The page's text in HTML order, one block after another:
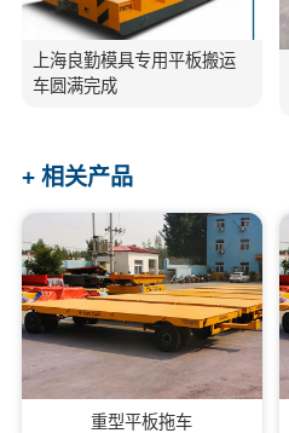
上海良勤模具专用平板搬运
车圆满完成
+ 相关产品
重型平板拖车